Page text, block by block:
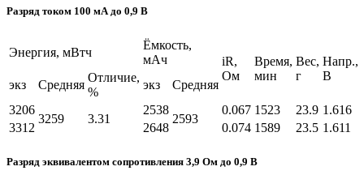
Разряд током 100 мА до 0,9 В
Энергия, мВтч
Ёмкость,
мАч
iR,
Ом
Время,
мин
Вес,
г
Напр.,
В
экз Средняя
Отличие,
%
экз
Средняя
3206
3259 3.31
2538
2593
0.067 1523 23.9 1.616
3312
2648 0.074 1589 23.5 1.611
Разряд эквивалентом сопротивления 3,9 Ом до 0,9 В